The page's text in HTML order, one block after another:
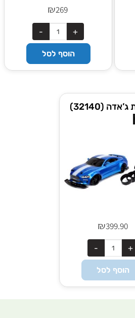
₪269
הוסף לסל
מכונית ג’אדה (32140)
מוסטנג כחולה
₪399.90
הוסף לסל